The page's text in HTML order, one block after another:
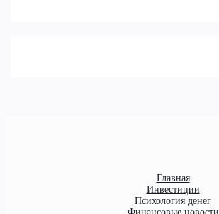
Главная
Инвестиции
Психология денег